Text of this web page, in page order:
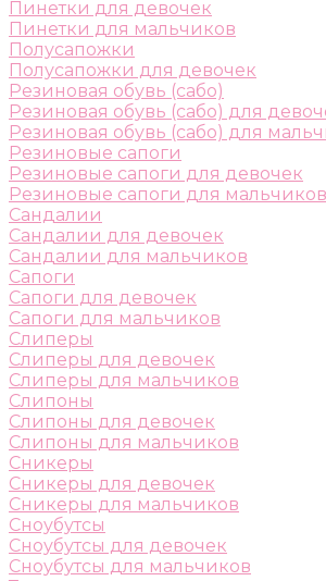
Пинетки для девочек
Пинетки для мальчиков
Полусапожки
Полусапожки для девочек
Резиновая обувь (сабо)
Резиновая обувь (сабо) для
Резиновая обувь (сабо) для
Резиновые сапоги
Резиновые сапоги для девочек
Резиновые сапоги для мальчиков
Сандалии
Сандалии для девочек
Сандалии для мальчиков
Сапоги
Сапоги для девочек
Сапоги для мальчиков
Слиперы
Слиперы для девочек
Слиперы для мальчиков
Слипоны
Слипоны для девочек
Слипоны для мальчиков
Сникеры
Сникеры для девочек
Сникеры для мальчиков
Сноубутсы
Сноубутсы для девочек
Сноубутсы для мальчиков